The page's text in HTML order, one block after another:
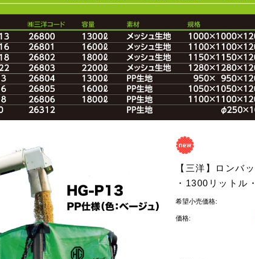
【三洋】ロン
・1300リットル
希望小売価格:
価格: